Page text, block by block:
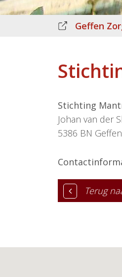
Geffen
Stichting
Johan van der
5386 BN Geffen
Terug